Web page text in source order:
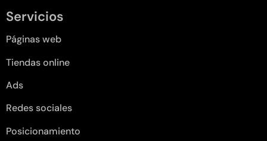
Servicios
Páginas web
Tiendas online
Ads
Redes sociales
Posicionamiento